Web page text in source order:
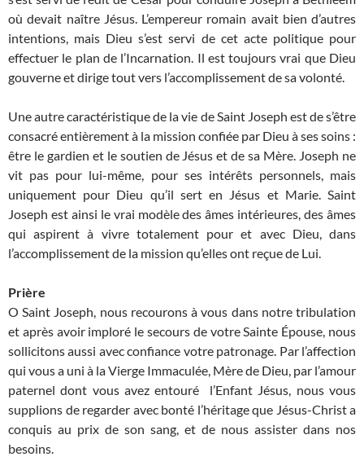
où devait naître Jésus. L’empe­reur romain avait bien d’autres
intentions, mais Dieu s’est servi de cet acte politique pour
effectuer le plan de l’Incar­nation. Il est toujours vrai que Dieu
gouverne et dirige tout vers l’accomplissement de sa volonté.
Une autre caractéristique de la vie de Saint Joseph est de s’être
consacré entièrement à la mission confiée par Dieu à ses soins :
être le gardien et le soutien de Jésus et de sa Mère. Joseph ne
vit pas pour lui-même, pour ses intérêts personnels, mais
uniquement pour Dieu qu’il sert en Jésus et Marie. Saint
Joseph est ainsi le vrai modèle des âmes intérieures, des âmes
qui aspirent à vivre totalement pour et avec Dieu, dans
l’accomplissement de la mission qu’elles ont reçue de Lui.
Prière
O Saint Joseph, nous recourons à vous dans notre tribulation
et après avoir imploré le secours de votre Sainte Épouse, nous
sollicitons aussi avec confiance votre patronage. Par l’affection
qui vous a uni à la Vierge Immaculée, Mère de Dieu, par l’amour
paternel dont vous avez entouré l’Enfant Jésus, nous vous
supplions de regarder avec bonté l’héritage que Jésus-Christ a
conquis au prix de son sang, et de nous assister dans nos
besoins.